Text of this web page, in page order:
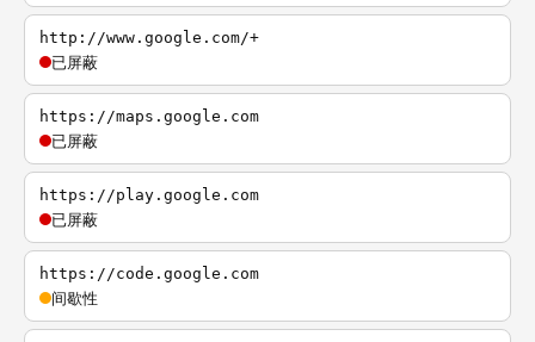
http://www.google.com/+
已屏蔽
https://maps.google.com
已屏蔽
https://play.google.com
已屏蔽
https://code.google.com
间歇性